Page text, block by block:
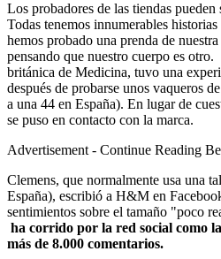
Los probadores de las tiendas pueden
Todas tenemos innumerables
hemos probado una prenda de
pensando que nuestro cuerpo es
británica de Medicina, tuvo una
después de probarse unos vaqueros
a una 44 en España). En lugar de
se puso en contacto con la marca.
Advertisement - Continue Reading
Clemens, que normalmente usa una
España), escribió a H&M en
sentimientos sobre el tamaño "poco
ha corrido por la red social como
más de 8.000 comentarios.